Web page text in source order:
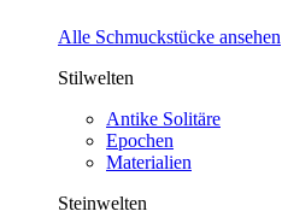
Alle Schmuckstücke ansehen
Stilwelten
Antike Solitäre
Epochen
Materialien
Steinwelten